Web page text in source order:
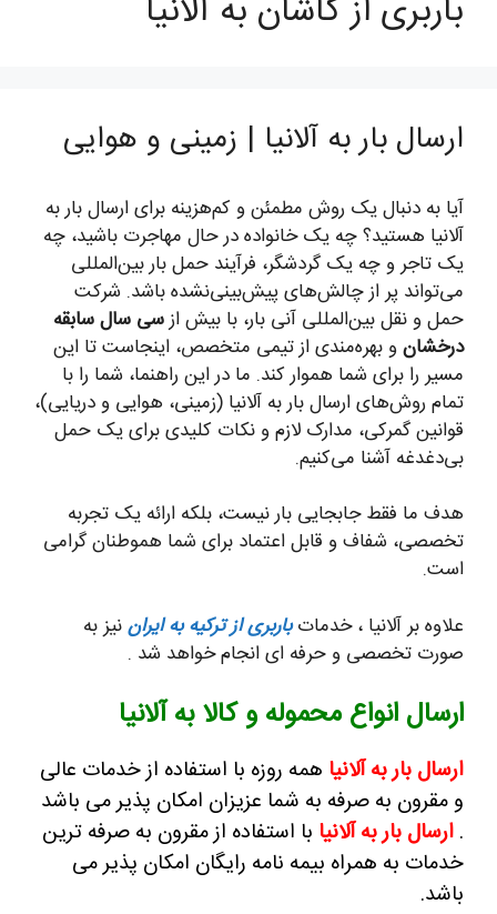
باربری از کاشان به آلانیا
ارسال بار به آلانیا | زمینی و هوایی
آیا به دنبال یک روش مطمئن و کم‌هزینه برای ارسال بار به
آلانیا هستید؟ چه یک خانواده در حال مهاجرت باشید، چه
یک تاجر و چه یک گردشگر، فرآیند حمل بار بین‌المللی
می‌تواند پر از چالش‌های پیش‌بینی‌نشده باشد. شرکت
حمل و نقل بین‌المللی آنی بار، با بیش ازسی سال سابقه
درخشانو بهره‌مندی از تیمی متخصص، اینجاست تا این
مسیر را برای شما هموار کند. ما در این راهنما، شما را با
تمام روش‌های ارسال بار به آلانیا (زمینی، هوایی و دریایی)،
قوانین گمرکی، مدارک لازم و نکات کلیدی برای یک حمل
بی‌دغدغه آشنا می‌کنیم.
هدف ما فقط جابجایی بار نیست، بلکه ارائه یک تجربه
تخصصی، شفاف و قابل اعتماد برای شما هموطنان گرامی
است.
علاوه بر آلانیا ، خدماتباربری از ترکیه به ایراننیز به
صورت تخصصی و حرفه ای انجام خواهد شد .
ارسال انواع محموله و کالا به آلانیا
ارسال بار به آلانیا همه روزه با استفاده از خدمات عالی
و مقرون به صرفه به شما عزیزان امکان پذیر می باشد
. ارسال بار به آلانیا با استفاده از مقرون به صرفه ترین
خدمات به همراه بیمه نامه رایگان امکان پذیر می
باشد.